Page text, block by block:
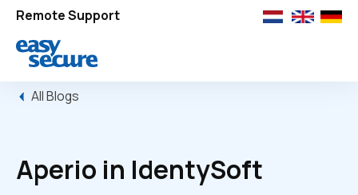
Remote Support
All Blogs
Aperio in IdentySoft